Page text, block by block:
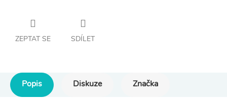
ZEPTAT SE SDÍLET
Popis Diskuze Značka